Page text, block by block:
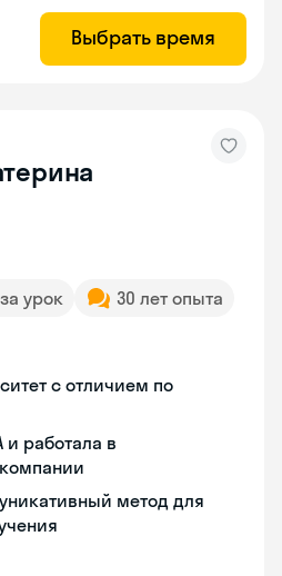
Выбрать время
урок
30 лет опыта
с отличием по
работала в
метод для